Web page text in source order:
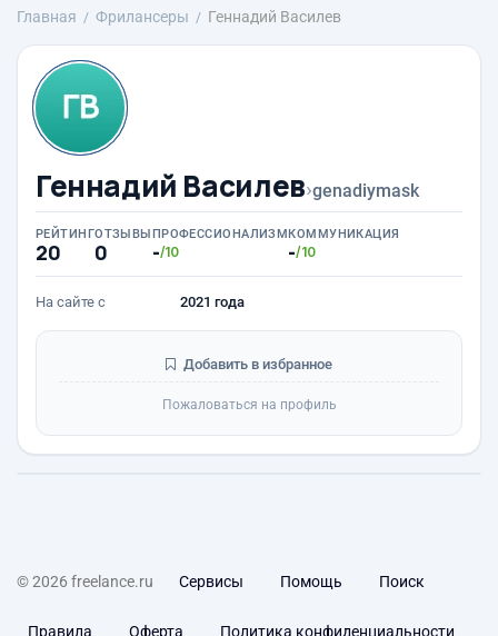
Главная Фрилансеры Геннадий Василев
Геннадий Василев›genadiymask
РЕЙТИНГ
20
ОТЗЫВЫ
0
ПРОФЕССИОНАЛИЗМ
-/10
КОММУНИКАЦИЯ
-/10
На сайте с 2021 года
Добавить в избранное
Пожаловаться на профиль
© 2026 freelance.ru Сервисы Помощь Поиск
Правила Оферта Политика конфиденциальности